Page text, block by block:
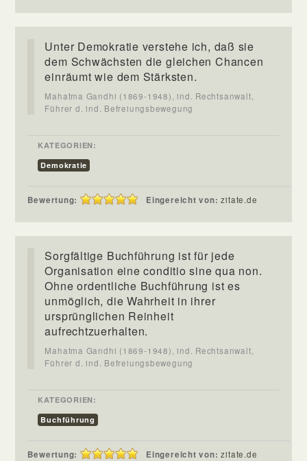
Unter Demokratie verstehe ich, daß sie
dem Schwächsten die gleichen Chancen
einräumt wie dem Stärksten.
Mahatma Gandhi (1869-1948), ind. Rechtsanwalt,
Führer d. ind. Befreiungsbewegung
KATEGORIEN:
Demokratie
Bewertung: Eingereicht von:zitate.de
Sorgfältige Buchführung ist für jede
Organisation eine conditio sine qua non.
Ohne ordentliche Buchführung ist es
unmöglich, die Wahrheit in ihrer
ursprünglichen Reinheit
aufrechtzuerhalten.
Mahatma Gandhi (1869-1948), ind. Rechtsanwalt,
Führer d. ind. Befreiungsbewegung
KATEGORIEN:
Buchführung
Bewertung: Eingereicht von:zitate.de